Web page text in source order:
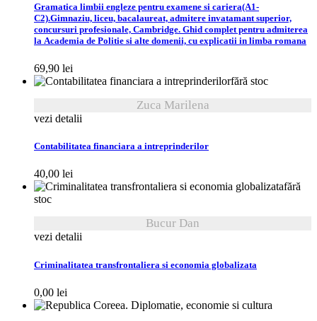
Gramatica limbii engleze pentru examene si cariera(A1-
C2).Gimnaziu, liceu, bacalaureat, admitere invatamant superior,
concursuri profesionale, Cambridge. Ghid complet pentru admiterea
la Academia de Politie si alte domenii, cu explicatii in limba romana
69,90 lei
fără stoc
Zuca Marilena
vezi detalii
Contabilitatea financiara a intreprinderilor
40,00 lei
fără
stoc
Bucur Dan
vezi detalii
Criminalitatea transfrontaliera si economia globalizata
0,00 lei